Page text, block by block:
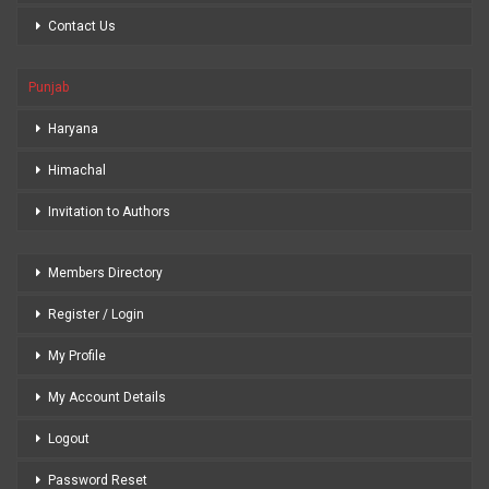
Contact Us
Punjab
Haryana
Himachal
Invitation to Authors
Members Directory
Register / Login
My Profile
My Account Details
Logout
Password Reset